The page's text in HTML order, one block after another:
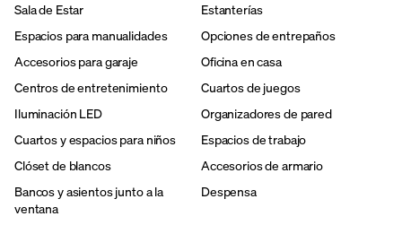
Sala de Estar
Estanterías
Espacios para manualidades
Opciones de entrepaños
Accesorios para garaje
Oficina en casa
Centros de entretenimiento
Cuartos de juegos
Iluminación LED
Organizadores de pared
Cuartos y espacios para niños
Espacios de trabajo
Clóset de blancos
Accesorios de armario
Bancos y asientos junto a la
ventana
Despensa